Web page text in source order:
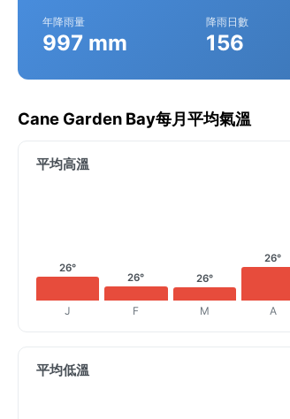
年降雨量
997 mm
降雨日數
156
Cane Garden Bay每月平均氣溫
平均高溫
26°
J
26°
F
26°
M
26°
A
平均低溫